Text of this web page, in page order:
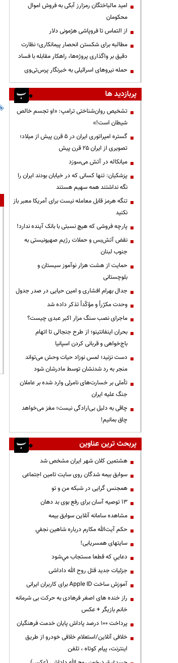
امید مالباختگان رمزارز آبکی به فروش اموال
محکومان
از التماس تا فروپاشی هژمونی دلار
مطالبه برای شکستن انحصار پیمانکاری؛ نظارت
دقیق بر واگذاری پروژه‌ها، راهکار مقابله با فساد
حمله نیروهای اسرائیلی به خبرنگار پرس‌تی‌وی
پربازدید ها
تشخیص روان‌شناختی ترامپ: «او تجسم خالص
شیطان است!»
گستره امپراتوری ایران در ۵ قرن پیش از میلاد؛
تصویری از ایران ۲۵ قرن پیش
میانکاله در آتش می‌سوزد
پزشکیان: تنها کسانی که در خیابان بودند ایران را
نگه نداشتند همه سهیم هستند
تنگه هرمز قابل معامله نیست برای آمریکا معبر باز
نکنید
پارچه فروشی که هیچ نسبتی با بانک آینده ندارد!
نقض آتش‌بس و حملات رژیم صهیونیستی به
جنوب لبنان
حمایت از هشت هزار نوآموز سیستان و
بلوچستانی
جدال بهرام افشاری و امین حیایی در صدر جدول
وحدت مکرّراً و مؤکّداً تذکر داده شد
ماجرای نصب سنگ مزار اکبر عبدی چیست؟
بحران اینفانتینو؛ از طرح جنجالی تا اتهام
باج‌خواهی و قربانی کردن اسپانیا
دست نزنید؛ لمس نوزاد حیات وحش می‌تواند
منجر به رد شدنشان توسط مادرشان شود
تأملی بر خسارت‌های نامرئی وارد شده بر عاملان
جنگ علیه ایران
چاقی به دلیل بی‌ارادگی نیست؛ مغز می‌خواهد
چاق بمانیم!
پربحث ترین عناوین
هشتمین کلان شهر ایران مشخص شد
سوابق بیمه شدگان روی سایت تامین اجتماعی
همجنس گرایی در شبکه من و تو
13 توصیه آسان برای رفع بوی بد دهان
مشاهده سامانه آنلاين سوابق بیمه
حكم آيت‌الله مكارم درباره شاهين نجفي
سایتهای همسریابی!
دعايي كه قطعا مستجاب مي‌شود
جزئیات جدید قتل روح الله داداشی
آموزش ساخت Apple ID برای کاربران ایرانی
راز خنده های اصغر فرهادی به حرکت بی شرمانه
خانم بازیگر + عکس
پرداخت ۱۰۰ درصد پاداش پایان خدمت فرهنگیان
خلافی آنلاین/استعلام خلافی خودرو از طریق
اینترنت، پیام کوتاه ، تلفن